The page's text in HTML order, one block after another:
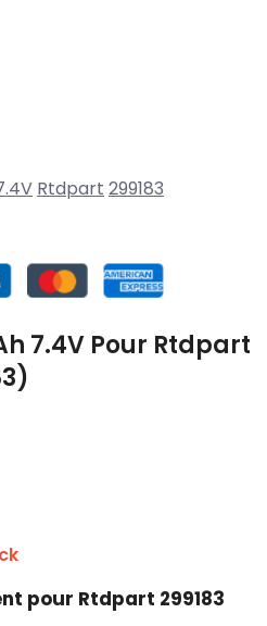
Rtdpart 299183
7.4V Pour Rtdpart
pour Rtdpart 299183